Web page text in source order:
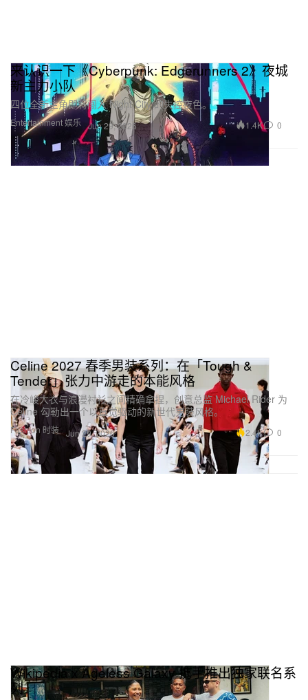
Entertainment 娱乐
来认识一下《Cyberpunk: Edgerunners 2》夜城
新主力小队
四位全新主角即将闯入 Night City 的失控夜色。
Jun 29, 2026 1.4K 0
Fashion 时装
Celine 2027 春季男装系列：在「Tough &
Tender」张力中游走的本能风格
在冷峻大衣与浪漫衬衫之间精确拿捏，创意总监 Michael Rider 为
Celine 勾勒出一个以直觉驱动的新世代男装风格。
Jun 29, 2026 2.4K 0
Wikipedia x Ageless Galaxy 携手推出独家联名系
列